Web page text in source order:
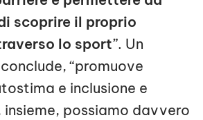
scoprire il proprio
lo sport”. Un
“promuove
e inclusione e
possiamo davvero